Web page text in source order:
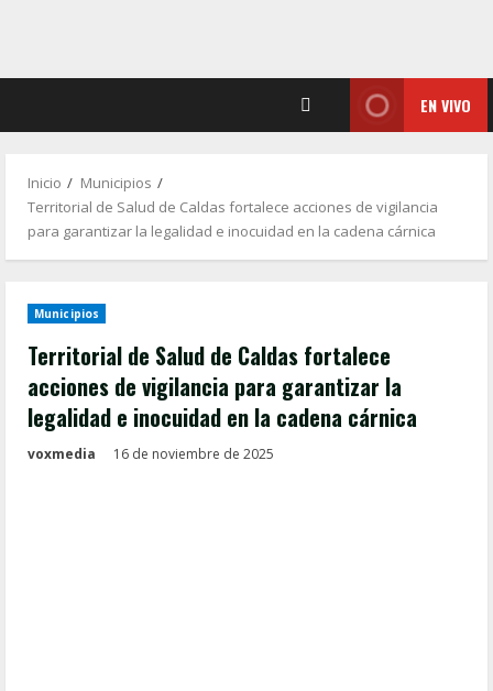
EN VIVO
Inicio
Municipios
Territorial de Salud de Caldas fortalece acciones de vigilancia
para garantizar la legalidad e inocuidad en la cadena cárnica
Municipios
Territorial de Salud de Caldas fortalece
acciones de vigilancia para garantizar la
legalidad e inocuidad en la cadena cárnica
voxmedia 16 de noviembre de 2025